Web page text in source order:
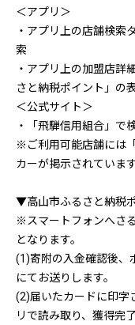
＜アプリ＞
・アプリ上の店舗検索
索
・アプリ上の加盟店詳
さと納税ポイント」の
＜公式サイト＞
・「飛騨信用組合」で
※ご利用可能店舗には
カーが掲示されています
▼高山市ふるさと納税
※スマートフォンへさ
となります。
(1)寄附の入金確認後、
にてお送りします。
(2)届いたカードに印字
リで読み取り、獲得完了